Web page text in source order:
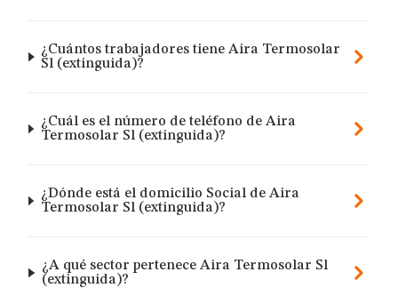
¿Cuántos trabajadores tiene Aira Termosolar
Sl (extinguida)?
¿Cuál es el número de teléfono de Aira
Termosolar Sl (extinguida)?
¿Dónde está el domicilio Social de Aira
Termosolar Sl (extinguida)?
¿A qué sector pertenece Aira Termosolar Sl
(extinguida)?